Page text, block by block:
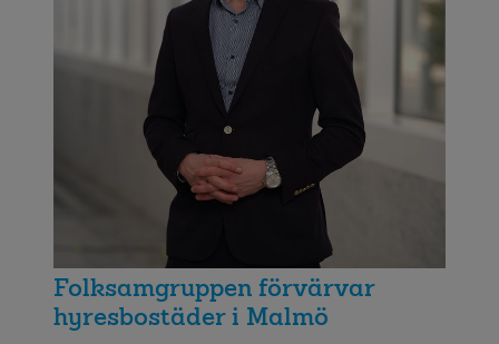
Folksamgruppen förvärvar
hyresbostäder i Malmö